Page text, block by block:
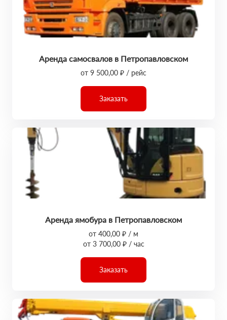
Аренда самосвалов в Петропавловском
от 9 500,00 ₽ / рейс
Заказать
Аренда ямобура в Петропавловском
от 400,00 ₽ / м
от 3 700,00 ₽ / час
Заказать